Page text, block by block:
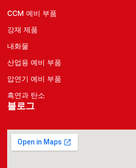
CCM 예비 부품
강재 제품
내화물
산업용 예비 부품
압연기 예비 부품
흑연과 탄소
블로그